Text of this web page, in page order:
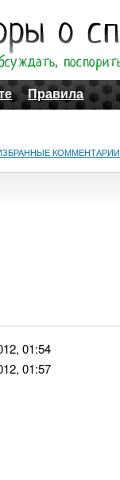
Правила
КОММЕНТАРИИ
01:54
01:57